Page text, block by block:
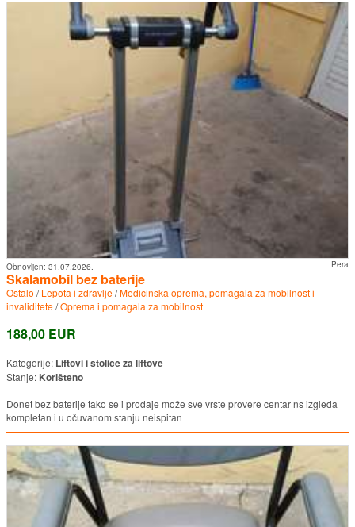
Pera
Obnovljen: 31.07.2026.
Skalamobil bez baterije
Ostalo /Lepota i zdravlje/Medicinska oprema, pomagala za mobilnost i
invaliditete/Oprema i pomagala za mobilnost
188,00 EUR
Kategorije: Liftovi i stolice za liftove
Stanje: Korišteno
Donet bez baterije tako se i prodaje može sve vrste provere centar ns izgleda
kompletan i u očuvanom stanju neispitan